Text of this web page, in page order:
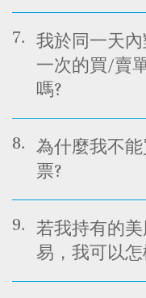
7.
我於同一天
一次的買/賣
嗎?
8.
為什麼我不
票?
9.
若我持有的
易，我可以怎